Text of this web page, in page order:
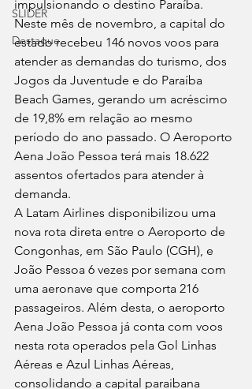
SLIDER
Destaque
impulsionando o destino Paraíba.
Neste mês de novembro, a capital do
estado recebeu 146 novos voos para
atender as demandas do turismo, dos
Jogos da Juventude e do Paraíba
Beach Games, gerando um acréscimo
de 19,8% em relação ao mesmo
período do ano passado. O Aeroporto
Aena João Pessoa terá mais 18.622
assentos ofertados para atender à
demanda.
A Latam Airlines disponibilizou uma
nova rota direta entre o Aeroporto de
Congonhas, em São Paulo (CGH), e
João Pessoa 6 vezes por semana com
uma aeronave que comporta 216
passageiros. Além desta, o aeroporto
Aena João Pessoa já conta com voos
nesta rota operados pela Gol Linhas
Aéreas e Azul Linhas Aéreas,
consolidando a capital paraibana